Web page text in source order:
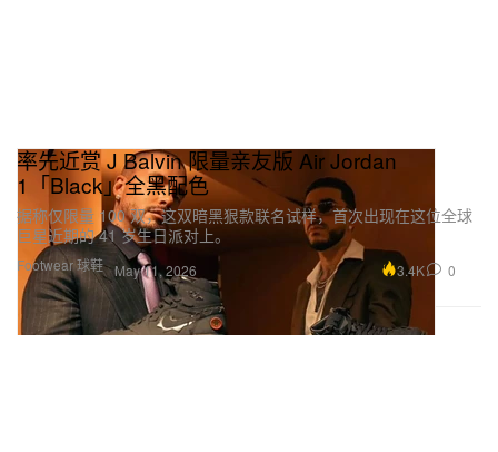
Footwear 球鞋
率先近赏 J Balvin 限量亲友版 Air Jordan
1「Black」全黑配色
据称仅限量 100 双，这双暗黑狠款联名试样，首次出现在这位全球
巨星近期的 41 岁生日派对上。
May 11, 2026 3.4K 0